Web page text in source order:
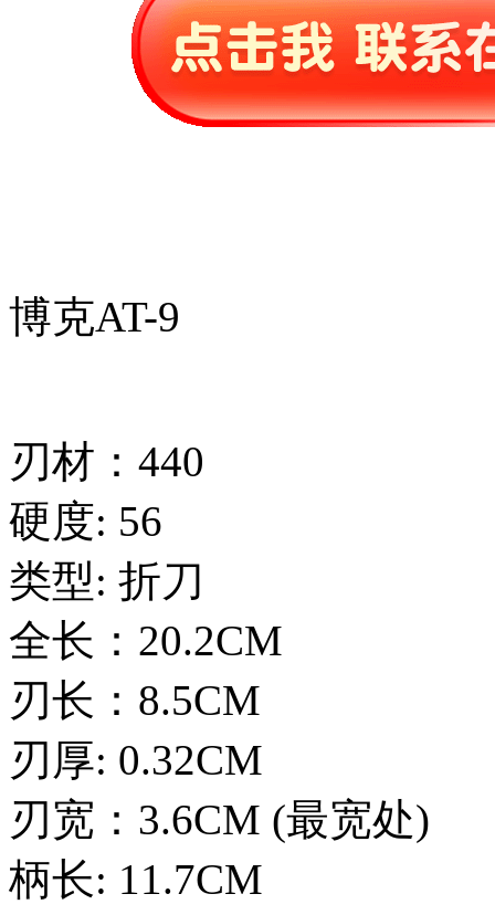
博克AT-9
刃材：440
硬度: 56
类型: 折刀
全长：20.2CM
刃长：8.5CM
刃厚: 0.32CM
刃宽：3.6CM (最宽处)
柄长: 11.7CM